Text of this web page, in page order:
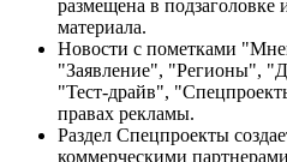
размещена в подзаголовке
материала.
Новости с пометками
"Заявление", "Регионы",
"Тест-драйв",
правах рекламы.
Раздел Спецпроекты
коммерческими